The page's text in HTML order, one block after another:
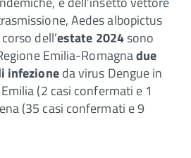
Aedes albopictus
dell’estate 2024sono
Emilia-Romagnadue
infezioneda virus Dengue in
(2 casi confermati e 1
(35 casi confermati e 9